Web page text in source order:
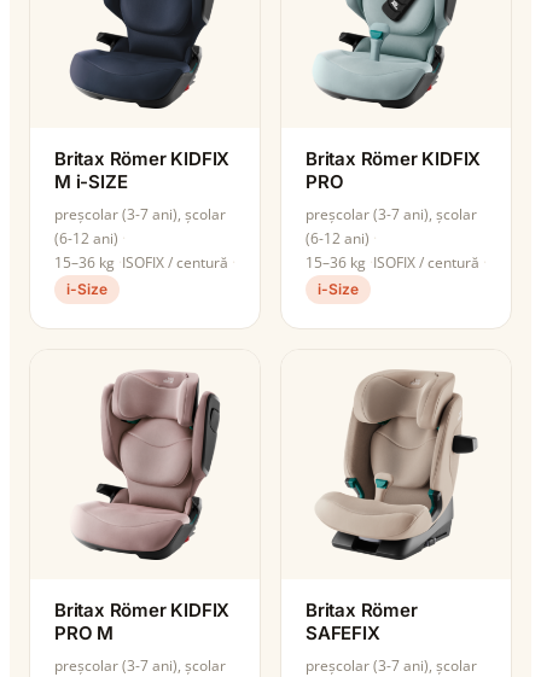
Britax Römer KIDFIX
M i-SIZE
preșcolar (3-7 ani), școlar
(6-12 ani)
15–36 kg ISOFIX / centură
i-Size
Britax Römer KIDFIX
PRO
preșcolar (3-7 ani), școlar
(6-12 ani)
15–36 kg ISOFIX / centură
i-Size
Britax Römer KIDFIX
PRO M
preșcolar (3-7 ani), școlar
Britax Römer
SAFEFIX
preșcolar (3-7 ani), școlar